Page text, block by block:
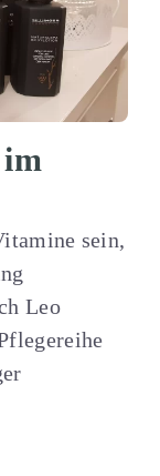
sein,
Leo